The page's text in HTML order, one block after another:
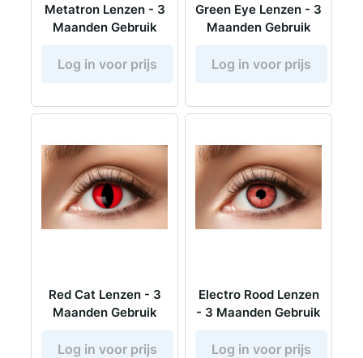
Metatron Lenzen - 3
Maanden Gebruik
Log in voor prijs
Green Eye Lenzen - 3
Maanden Gebruik
Log in voor prijs
Red Cat Lenzen - 3
Maanden Gebruik
Log in voor prijs
Electro Rood Lenzen
- 3 Maanden Gebruik
Log in voor prijs